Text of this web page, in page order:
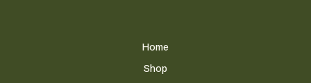
Home
Shop